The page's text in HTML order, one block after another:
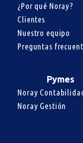
¿Por qué Noray?
Clientes
Nuestro equipo
Preguntas
Pymes
Noray
Noray Gestión